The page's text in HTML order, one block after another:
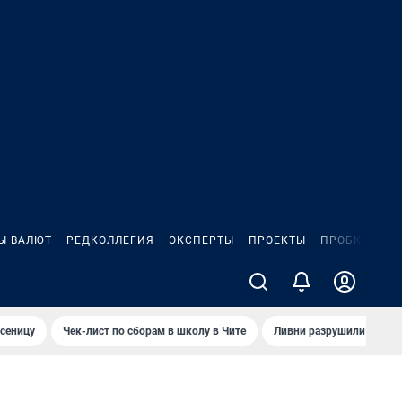
ВАЛЮТ РЕДКОЛЛЕГИЯ ЭКСПЕРТЫ ПРОЕКТЫ ПРОБКИ
Чек-лист по сборам в школу в Чите Ливни разрушили